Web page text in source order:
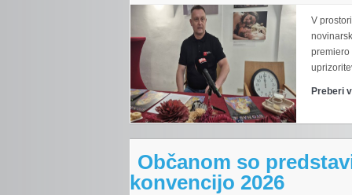
V
premiero
Preberi
Občanom so
konvencijo 2026